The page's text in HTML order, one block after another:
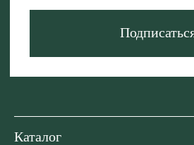
Каталог